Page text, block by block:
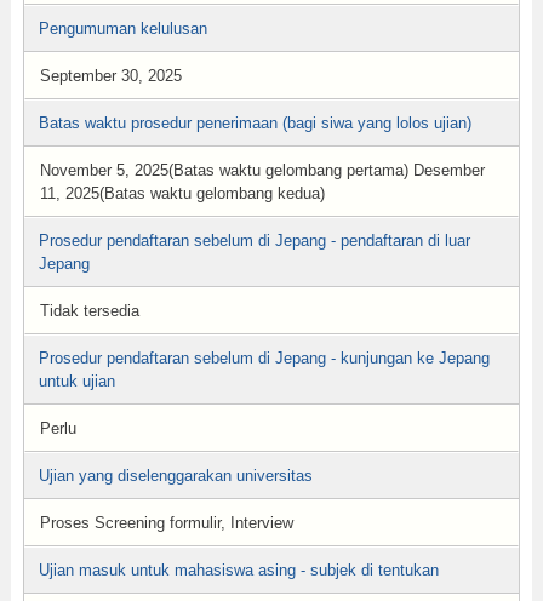
Pengumuman kelulusan
September 30, 2025
Batas waktu prosedur penerimaan (bagi siwa yang lolos ujian)
November 5, 2025(Batas waktu gelombang pertama) Desember
11, 2025(Batas waktu gelombang kedua)
Prosedur pendaftaran sebelum di Jepang - pendaftaran di luar
Jepang
Tidak tersedia
Prosedur pendaftaran sebelum di Jepang - kunjungan ke Jepang
untuk ujian
Perlu
Ujian yang diselenggarakan universitas
Proses Screening formulir, Interview
Ujian masuk untuk mahasiswa asing - subjek di tentukan